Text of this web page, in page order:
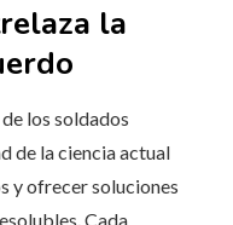
la
los soldados
de la ciencia actual
y ofrecer soluciones
Cada